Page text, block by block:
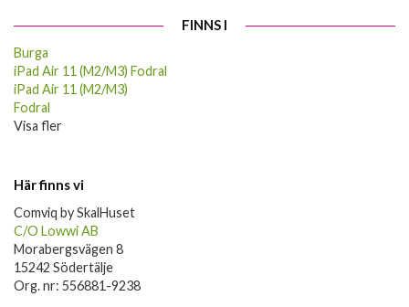
FINNS I
Burga
iPad Air 11 (M2/M3) Fodral
iPad Air 11 (M2/M3)
Fodral
Visa fler
Här finns vi
Comviq by SkalHuset
C/O Lowwi AB
Morabergsvägen 8
15242 Södertälje
Org. nr: 556881-9238